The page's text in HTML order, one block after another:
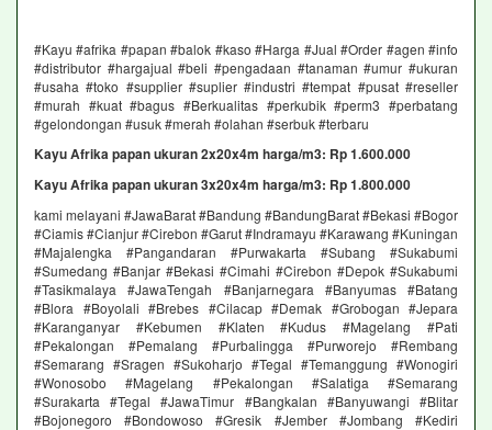
#Kayu #afrika #papan #balok #kaso #Harga #Jual #Order #agen #info
#distributor #hargajual #beli #pengadaan #tanaman #umur #ukuran
#usaha #toko #supplier #suplier #industri #tempat #pusat #reseller
#murah #kuat #bagus #Berkualitas #perkubik #perm3 #perbatang
#gelondongan #usuk #merah #olahan #serbuk #terbaru
Kayu Afrika papan ukuran 2x20x4m harga/m3: Rp 1.600.000
Kayu Afrika papan ukuran 3x20x4m harga/m3: Rp 1.800.000
kami melayani #JawaBarat #Bandung #BandungBarat #Bekasi #Bogor
#Ciamis #Cianjur #Cirebon #Garut #Indramayu #Karawang #Kuningan
#Majalengka #Pangandaran #Purwakarta #Subang #Sukabumi
#Sumedang #Banjar #Bekasi #Cimahi #Cirebon #Depok #Sukabumi
#Tasikmalaya #JawaTengah #Banjarnegara #Banyumas #Batang
#Blora #Boyolali #Brebes #Cilacap #Demak #Grobogan #Jepara
#Karanganyar #Kebumen #Klaten #Kudus #Magelang #Pati
#Pekalongan #Pemalang #Purbalingga #Purworejo #Rembang
#Semarang #Sragen #Sukoharjo #Tegal #Temanggung #Wonogiri
#Wonosobo #Magelang #Pekalongan #Salatiga #Semarang
#Surakarta #Tegal #JawaTimur #Bangkalan #Banyuwangi #Blitar
#Bojonegoro #Bondowoso #Gresik #Jember #Jombang #Kediri